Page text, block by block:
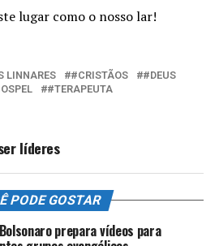
lugar como o nosso lar!
LINNARES #CRISTÃOS
#DEUS
#TERAPEUTA
líderes
PODE GOSTAR
prepara vídeos para